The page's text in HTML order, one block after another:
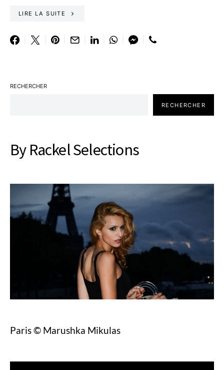
LIRE LA SUITE
RECHERCHER
RECHERCHER
By Rackel Selections
Paris © Marushka Mikulas